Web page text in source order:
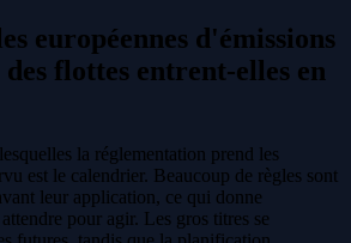
européennes d'émissions
flottes entrent-elles en
la réglementation prend les
est le calendrier. Beaucoup de règles sont
leur application, ce qui donne
pour agir. Les gros titres se